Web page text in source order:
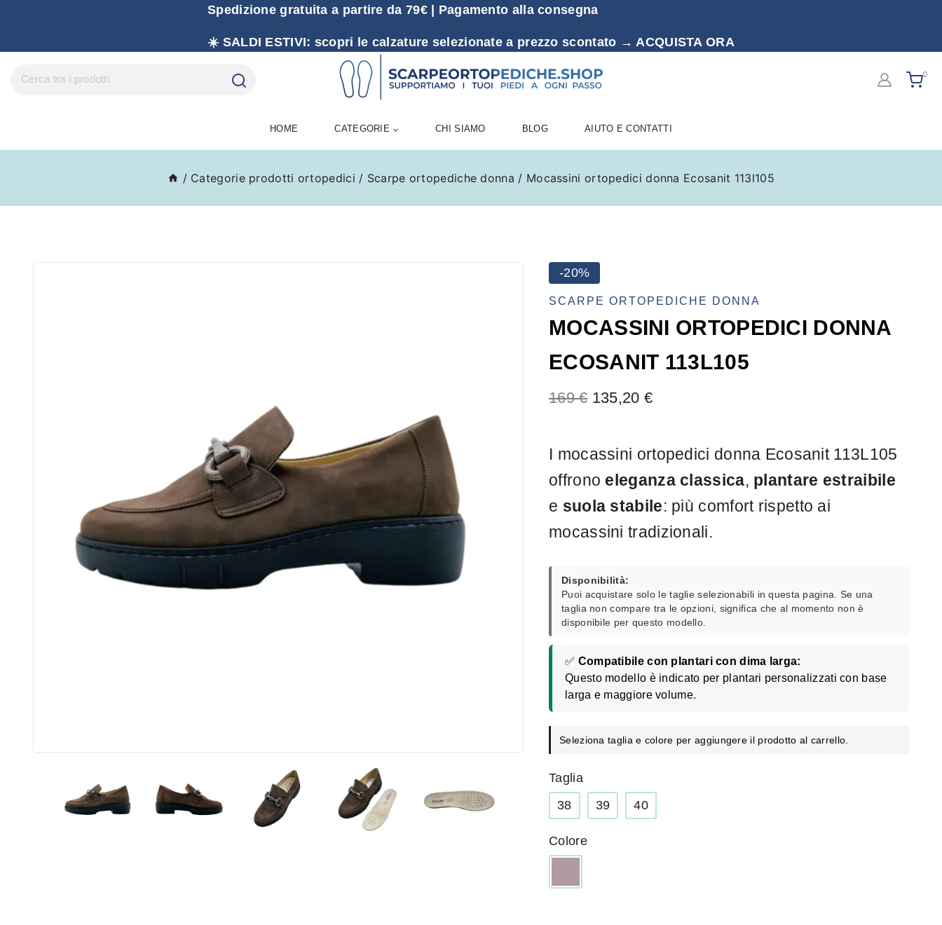
Spedizione gratuita a partire da 79€ | Pagamento alla consegna
☀️ SALDI ESTIVI: scopri le calzature selezionate a prezzo scontato → ACQUISTA ORA
0
HOME CATEGORIE CHI SIAMO BLOG AIUTO E CONTATTI
/ Categorie prodotti ortopedici / Scarpe ortopediche donna / Mocassini ortopedici donna Ecosanit 113l105
-20%
SCARPE ORTOPEDICHE DONNA
MOCASSINI ORTOPEDICI DONNA
ECOSANIT 113L105
169€ 135,20 €
I mocassini ortopedici donna Ecosanit 113L105
offrono eleganza classica, plantare estraibile
e suola stabile: più comfort rispetto ai
mocassini tradizionali.
Disponibilità:
Puoi acquistare solo le taglie selezionabili in questa pagina. Se una
taglia non compare tra le opzioni, significa che al momento non è
disponibile per questo modello.
✅ Compatibile con plantari con dima larga:
Questo modello è indicato per plantari personalizzati con base
larga e maggiore volume.
Seleziona taglia e colore per aggiungere il prodotto al carrello.
Taglia
38
39 40
Colore